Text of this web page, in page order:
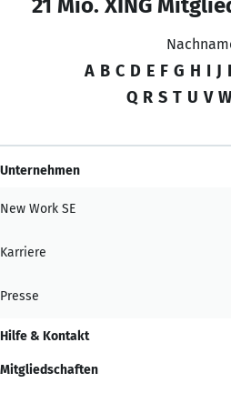
A B C D E F G H I J
Q R S T U V W
Unternehmen
New Work SE
Karriere
Presse
Hilfe & Kontakt
Mitgliedschaften